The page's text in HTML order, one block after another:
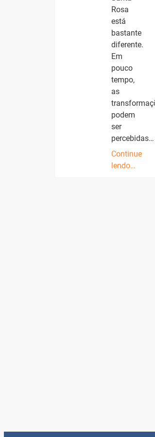
Rosa
está
bastante
diferente.
Em
pouco
tempo,
as
podem
ser
percebidas…
Continue
lendo…